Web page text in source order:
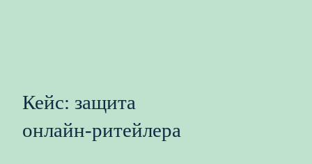
Кейс: защита
онлайн‑ритейлера